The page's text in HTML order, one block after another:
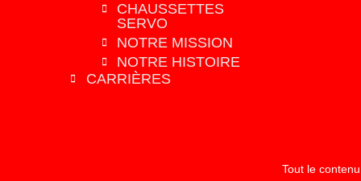
CHAUSSETTES
SERVO
NOTRE MISSION
NOTRE HISTOIRE
CARRIÈRES
Tout le